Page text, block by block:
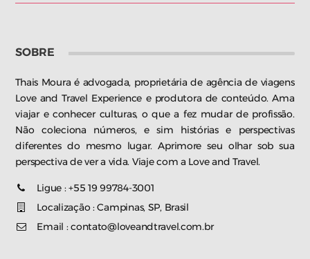
SOBRE
Thais Moura é advogada, proprietária de agência de viagens
Love and Travel Experience e produtora de conteúdo. Ama
viajar e conhecer culturas, o que a fez mudar de profissão.
Não coleciona números, e sim histórias e perspectivas
diferentes do mesmo lugar. Aprimore seu olhar sob sua
perspectiva de ver a vida. Viaje com a Love and Travel.
Ligue : +55 19 99784-3001
Localização : Campinas, SP, Brasil
Email : contato@loveandtravel.com.br